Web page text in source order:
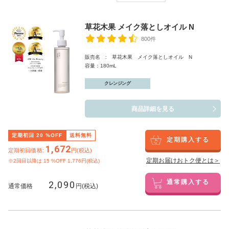
草花木果 メイク落としオイル N
800件
販売名 : 草花木果 メイク落としオイル N
容量：180mL
クレンジング
商品詳細を見る
定期初回 20 %OFF 送料無料
定期初回価格: 1,672円(税込)
※2回目以降は 15 %OFF 1,776円(税込)
定期購入する
定期お届けおトク便とは＞
通常価格 2,090 円(税込) 通常購入する